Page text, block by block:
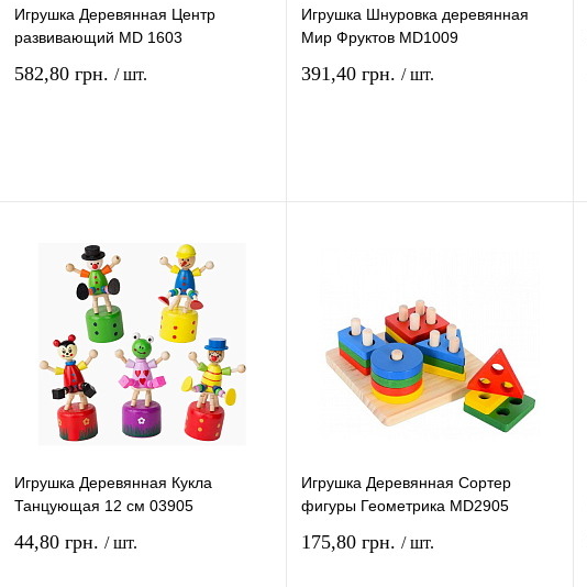
Игрушка Деревянная Центр
развивающий MD 1603
582,80 грн. / шт.
В избранное
наличии
Игрушка Шнуровка деревянная
Мир Фруктов MD1009
391,40 грн. / шт.
Игрушка Деревянная Кукла
Танцующая 12 см 03905
44,80 грн. / шт.
Игрушка Деревянная Сортер
фигуры Геометрика MD2905
175,80 грн. / шт.